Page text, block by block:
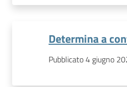
Determina a
Pubblicato 4 giugno